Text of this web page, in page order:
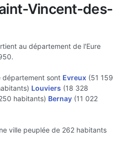
Vincent-des-
au département de l'Eure
département sont Evreux (51 159
Louviers (18 328
habitants) Bernay (11 022
ville peuplée de 262 habitants